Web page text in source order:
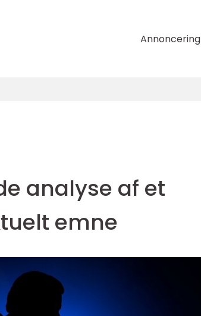
Annoncering
analyse af et
emne